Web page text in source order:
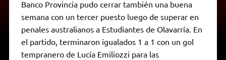
Banco Provincia pudo cerrar también una buena
semana con un tercer puesto luego de superar en
penales australianos a Estudiantes de Olavarría. En
el partido, terminaron igualados 1 a 1 con un gol
tempranero de Lucía Emiliozzi para las